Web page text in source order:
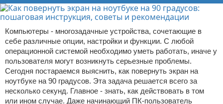
Компьютеры - многозадачные устройства, сочетающие в
себе различные опции, настройки и функции. С любой
операционной системой необходимо уметь работать, иначе у
пользователя могут возникнуть серьезные проблемы.
Сегодня постараемся выяснить, как повернуть экран на
ноутбуке на 90 градусов. Эта задача решается всего за
несколько секунд. Главное - знать, как действовать в том
или ином случае. Даже начинающий ПК-пользователь